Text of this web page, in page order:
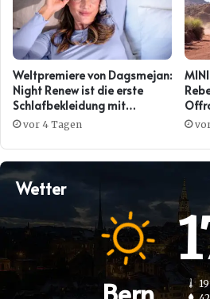
Weltpremiere von Dagsmejan:
Night Renew ist die erste
Schlafbekleidung mit
Kollagenwirkung
vor 4 Tagen
Wetter